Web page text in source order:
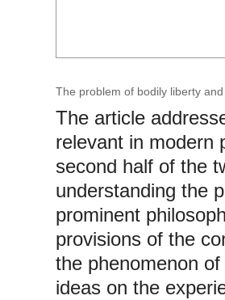
The problem of bodily liberty
The article
relevant in modern
second half of the
understanding the
prominent
provisions of the
the phenomenon
ideas on the